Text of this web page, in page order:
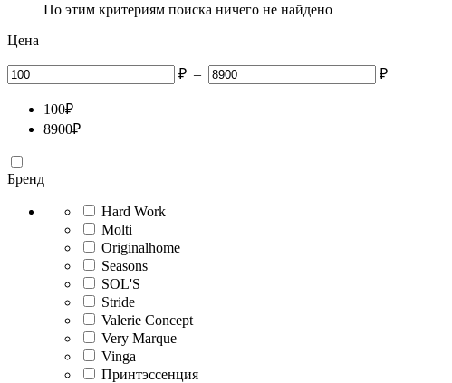
По этим критериям поиска ничего не найдено
Цена
₽ – ₽
100₽
8900₽
Бренд
Hard Work
Molti
Originalhome
Seasons
SOL'S
Stride
Valerie Concept
Very Marque
Vinga
Принтэссенция